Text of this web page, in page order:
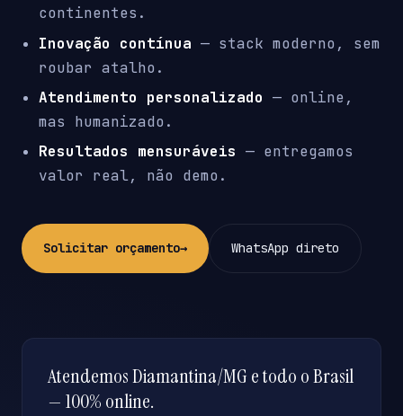
continentes.
Inovação contínua — stack moderno, sem
roubar atalho.
Atendimento personalizado — online,
mas humanizado.
Resultados mensuráveis — entregamos
valor real, não demo.
Solicitar orçamento→ WhatsApp direto
Atendemos Diamantina/MG e todo o Brasil
— 100% online.